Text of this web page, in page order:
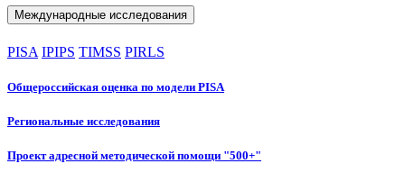
Международные исследования
PISA IPIPS TIMSS PIRLS
Общероссийская оценка по модели PISA
Региональные исследования
Проект адресной методической помощи "500+"